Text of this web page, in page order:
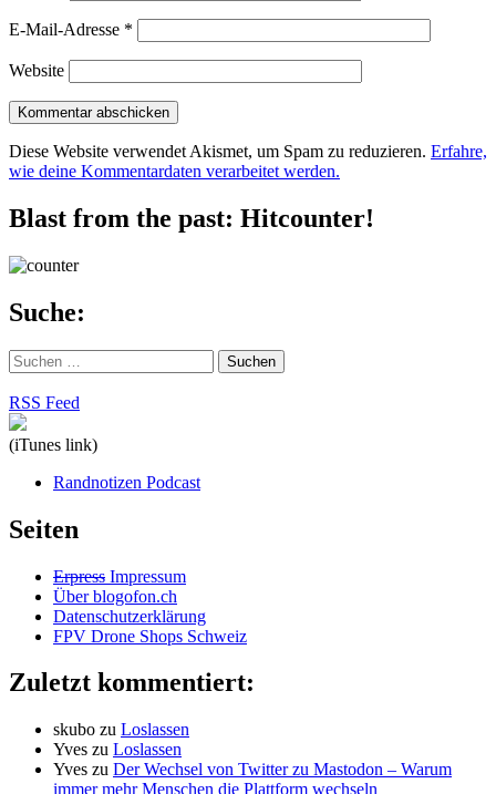
E-Mail-Adresse *
Website
Diese Website verwendet Akismet, um Spam zu reduzieren. Erfahre,
wie deine Kommentardaten verarbeitet werden.
Blast from the past: Hitcounter!
Suche:
Suchen
nach:
RSS Feed
(iTunes link)
Randnotizen Podcast
Seiten
Erpress Impressum
Über blogofon.ch
Datenschutzerklärung
FPV Drone Shops Schweiz
Zuletzt kommentiert:
skubo zu Loslassen
Yves zu Loslassen
Yves zu Der Wechsel von Twitter zu Mastodon – Warum
immer mehr Menschen die Plattform wechseln